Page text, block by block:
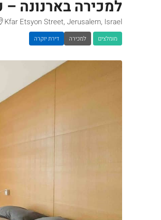
למכירה בארנונה –
Kfar Etsyon Street, Jerusalem, Israel
מומלצים למכירה דירת יוקרה